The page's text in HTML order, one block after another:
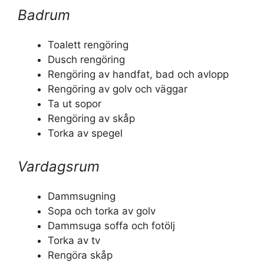
Badrum
Toalett rengöring
Dusch rengöring
Rengöring av handfat, bad och avlopp
Rengöring av golv och väggar
Ta ut sopor
Rengöring av skåp
Torka av spegel
Vardagsrum
Dammsugning
Sopa och torka av golv
Dammsuga soffa och fotölj
Torka av tv
Rengöra skåp